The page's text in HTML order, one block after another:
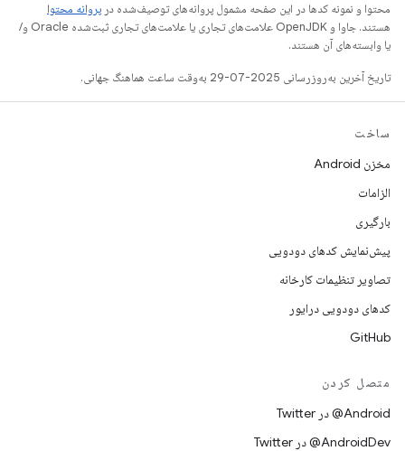
محتوا و نمونه کدها در این صفحه مشمول پروانه‌های توصیف‌شده در پروانه محتوا
هستند. جاوا و OpenJDK علامت‌های تجاری یا علامت‌های تجاری ثبت‌شده Oracle و/
یا وابسته‌های آن هستند.
تاریخ آخرین به‌روزرسانی 2025-07-29 به‌وقت ساعت هماهنگ جهانی.
ساخت
مخزن Android
الزامات
بارگیری
پیش‌نمایش کدهای دودویی
تصاویر تنظیمات کارخانه
کدهای دودویی درایور
GitHub
متصل کردن
Android@ در Twitter
AndroidDev@ در Twitter